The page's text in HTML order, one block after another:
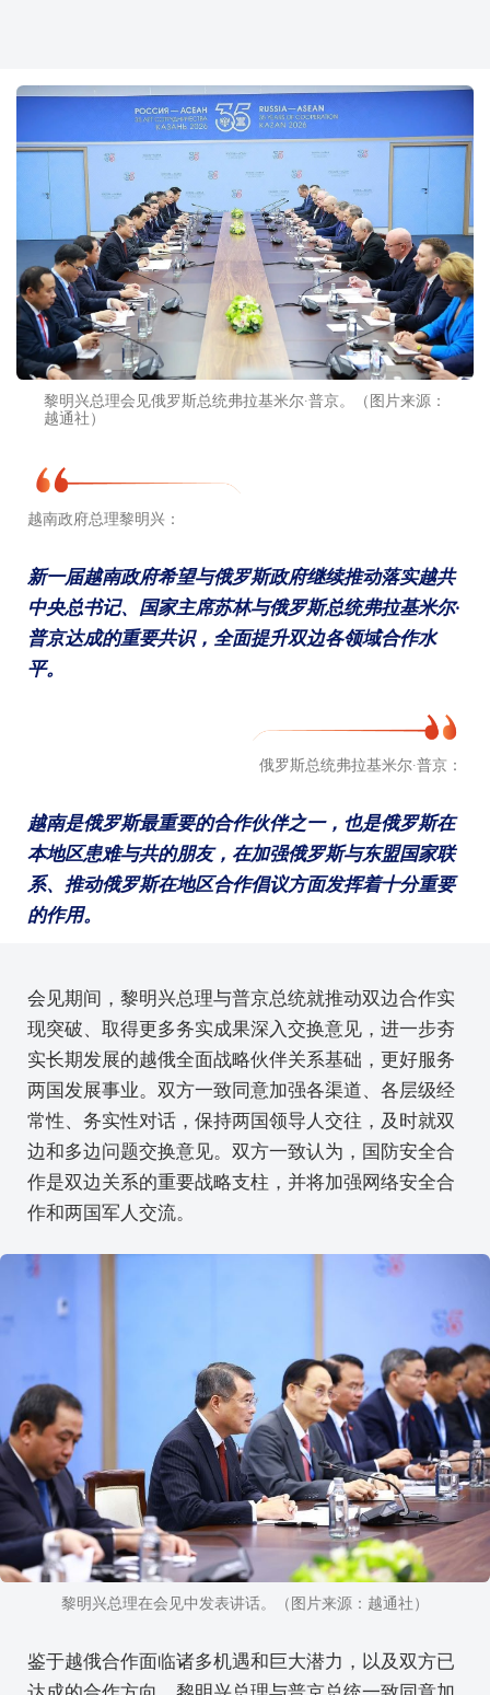
黎明兴总理会见俄罗斯总统弗拉基米尔·普京。（图片来源：
越通社）
越南政府总理黎明兴：
新一届越南政府希望与俄罗斯政府继续推动落实越共
中央总书记、国家主席苏林与俄罗斯总统弗拉基米尔·
普京达成的重要共识，全面提升双边各领域合作水
平。
俄罗斯总统弗拉基米尔·普京：
越南是俄罗斯最重要的合作伙伴之一，也是俄罗斯在
本地区患难与共的朋友，在加强俄罗斯与东盟国家联
系、推动俄罗斯在地区合作倡议方面发挥着十分重要
的作用。
会见期间，黎明兴总理与普京总统就推动双边合作实
现突破、取得更多务实成果深入交换意见，进一步夯
实长期发展的越俄全面战略伙伴关系基础，更好服务
两国发展事业。双方一致同意加强各渠道、各层级经
常性、务实性对话，保持两国领导人交往，及时就双
边和多边问题交换意见。双方一致认为，国防安全合
作是双边关系的重要战略支柱，并将加强网络安全合
作和两国军人交流。
黎明兴总理在会见中发表讲话。（图片来源：越通社）
鉴于越俄合作面临诸多机遇和巨大潜力，以及双方已